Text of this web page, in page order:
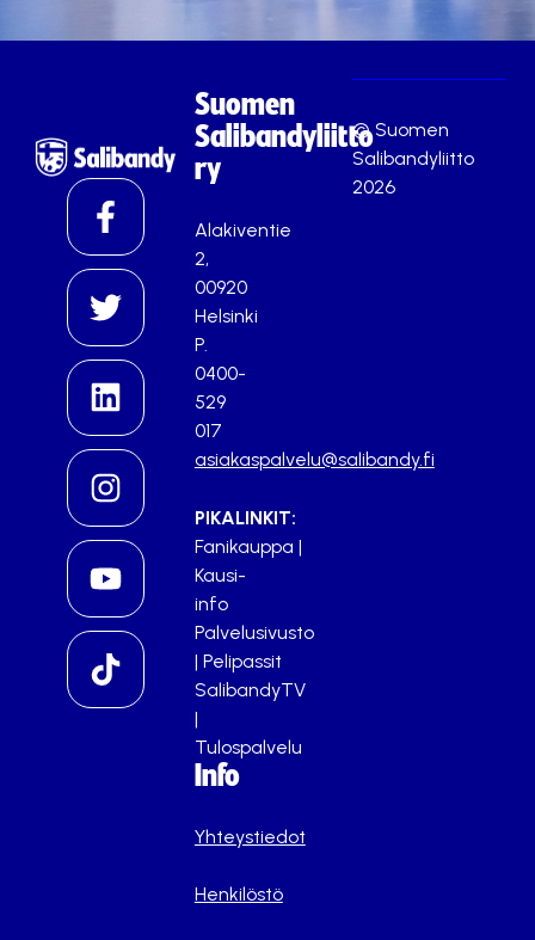
Suomen
Salibandyliitto
ry
Alakiventie
2,
00920
Helsinki
P.
0400-
529
017
asiakaspalvelu@salibandy.fi
PIKALINKIT:
Fanikauppa |
Kausi-
info
Palvelusivusto
| Pelipassit
SalibandyTV
|
Tulospalvelu
Info
Yhteystiedot
Henkilöstö
© Suomen
Salibandyliitto
2026